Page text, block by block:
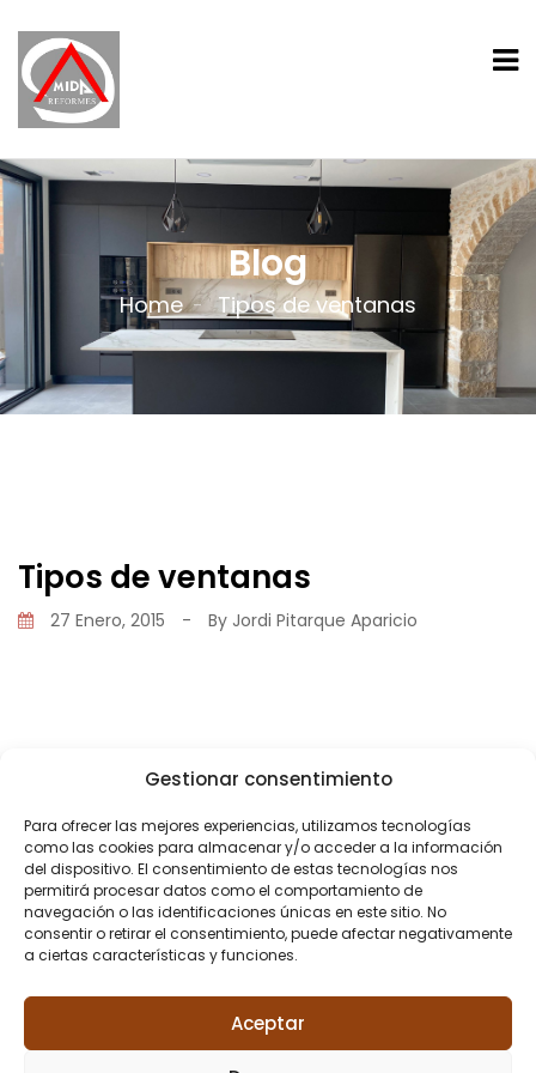
Gestionar consentimiento
Para ofrecer las mejores experiencias, utilizamos tecnologías
como las cookies para almacenar y/o acceder a la información
del dispositivo. El consentimiento de estas tecnologías nos
permitirá procesar datos como el comportamiento de
navegación o las identificaciones únicas en este sitio. No
consentir o retirar el consentimiento, puede afectar negativamente
a ciertas características y funciones.
Aceptar
Blog
Home Tipos de ventanas
Tipos de ventanas
27 Enero, 2015 - By Jordi Pitarque Aparicio
PREVIOUS POST
¿Cómo elegir la ventana más adecuada?